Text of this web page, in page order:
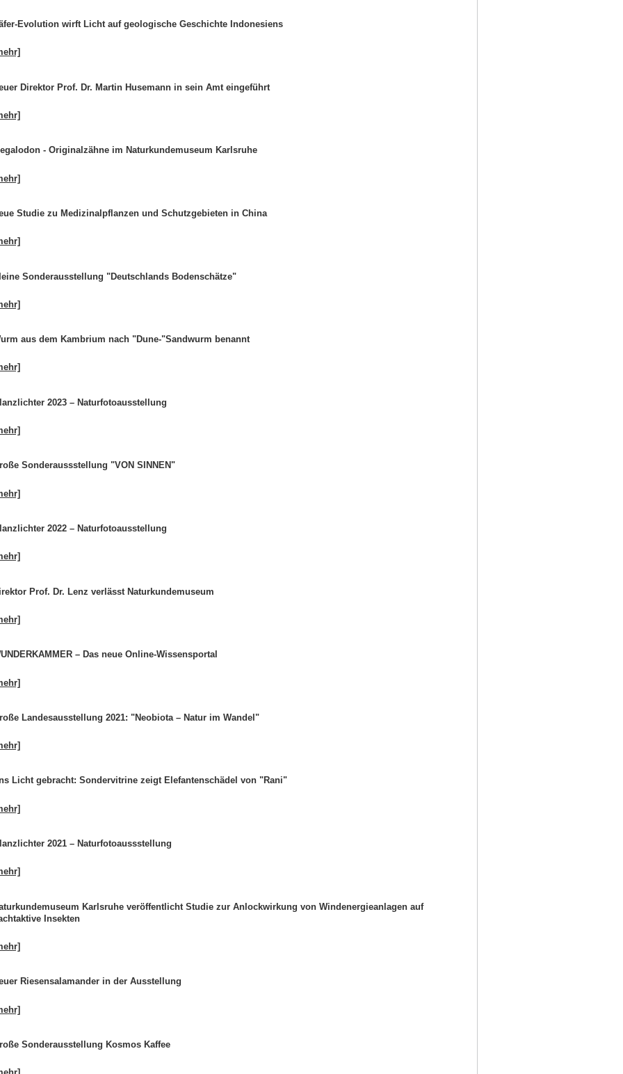
Evolution wirft Licht auf geologische Geschichte Indonesiens
Direktor Prof. Dr. Martin Husemann in sein Amt eingeführt
- Originalzähne im Naturkundemuseum Karlsruhe
Studie zu Medizinalpflanzen und Schutzgebieten in China
Sonderausstellung "Deutschlands Bodenschätze"
aus dem Kambrium nach "Dune-"Sandwurm benannt
2023 – Naturfotoausstellung
Sonderaussstellung "VON SINNEN"
2022 – Naturfotoausstellung
Prof. Dr. Lenz verlässt Naturkundemuseum
– Das neue Online-Wissensportal
Landesausstellung 2021: "Neobiota – Natur im Wandel"
Licht gebracht: Sondervitrine zeigt Elefantenschädel von "Rani"
2021 – Naturfotoaussstellung
Karlsruhe veröffentlicht Studie zur Anlockwirkung von Windenergieanlagen auf
Insekten
Riesensalamander in der Ausstellung
Sonderausstellung Kosmos Kaffee